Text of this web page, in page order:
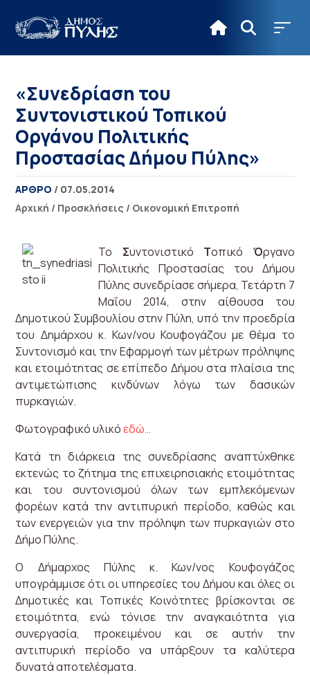
«Συνεδρίαση του
Συντονιστικού Τοπικού
Οργάνου Πολιτικής
Προστασίας Δήμου Πύλης»
ΑΡΘΡΟ / 07.05.2014
Αρχική / Προσκλήσεις / Οικονομική Επιτροπή
Το Συντονιστικό Τοπικό Όργανο
Πολιτικής Προστασίας του Δήμου
Πύλης συνεδρίασε σήμερα, Τετάρτη 7
Μαΐου 2014, στην αίθουσα του
Δημοτικού Συμβουλίου στην Πύλη, υπό την προεδρία
του Δημάρχου κ. Κων/νου Κουφογάζου με θέμα το
Συντονισμό και την Εφαρμογή των μέτρων πρόληψης
και ετοιμότητας σε επίπεδο Δήμου στα πλαίσια της
αντιμετώπισης κινδύνων λόγω των δασικών
πυρκαγιών.
Φωτογραφικό υλικόεδώ…
Κατά τη διάρκεια της συνεδρίασης αναπτύχθηκε
εκτενώς το ζήτημα της επιχειρησιακής ετοιμότητας
και του συντονισμού όλων των εμπλεκόμενων
φορέων κατά την αντιπυρική περίοδο, καθώς και
των ενεργειών για την πρόληψη των πυρκαγιών στο
Δήμο Πύλης.
Ο Δήμαρχος Πύλης κ. Κων/νος Κουφογάζος
υπογράμμισε ότι οι υπηρεσίες του Δήμου και όλες οι
Δημοτικές και Τοπικές Κοινότητες βρίσκονται σε
ετοιμότητα, ενώ τόνισε την αναγκαιότητα για
συνεργασία, προκειμένου και σε αυτήν την
αντιπυρική περίοδο να υπάρξουν τα καλύτερα
δυνατά αποτελέσματα.